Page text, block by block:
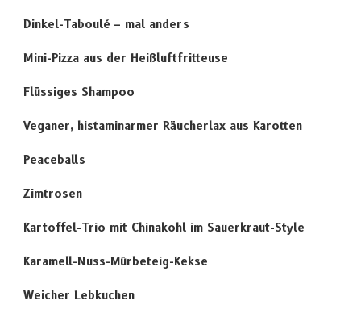
Dinkel-Taboulé – mal anders
Mini-Pizza aus der Heißluftfritteuse
Flüssiges Shampoo
Veganer, histaminarmer Räucherlax aus Karotten
Peaceballs
Zimtrosen
Kartoffel-Trio mit Chinakohl im Sauerkraut-Style
Karamell-Nuss-Mürbeteig-Kekse
Weicher Lebkuchen